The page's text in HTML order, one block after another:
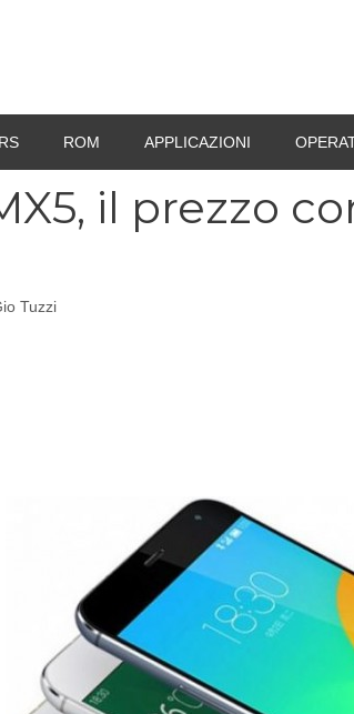
ROM APPLICAZIONI
il prezzo
Tuzzi